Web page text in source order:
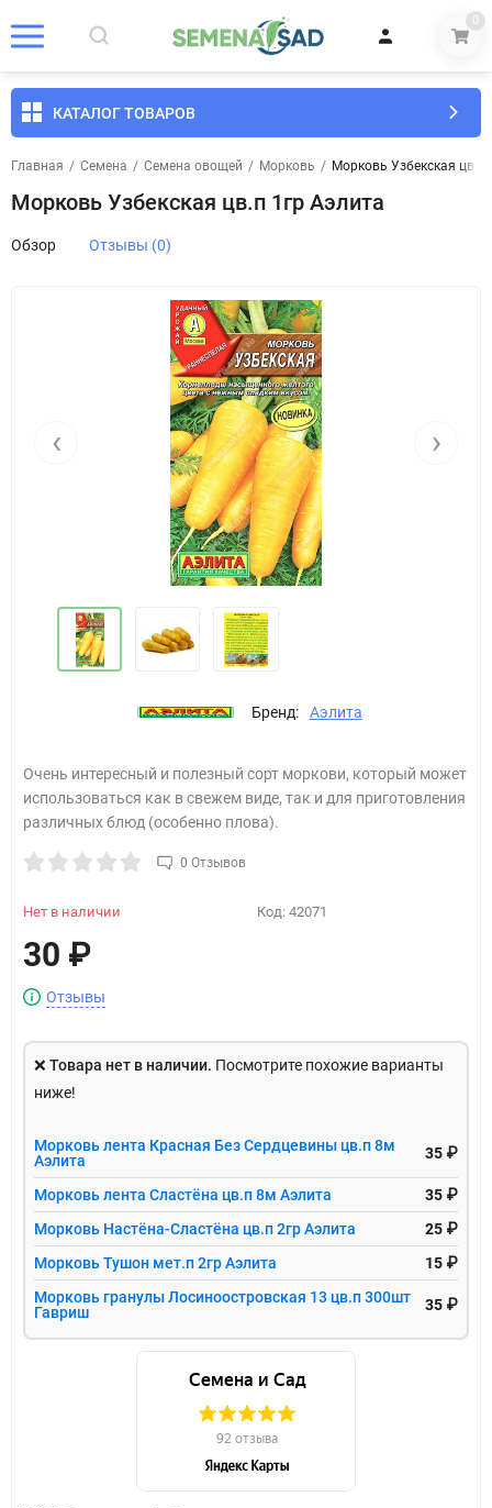
0
КАТАЛОГ ТОВАРОВ
Главная / Семена / Семена овощей / Морковь / Морковь Узбекская цв.п
Морковь Узбекская цв.п 1гр Аэлита
Обзор Отзывы (0)
‹ ›
Бренд: Аэлита
Очень интересный и полезный сорт моркови, который может
использоваться как в свежем виде, так и для приготовления
различных блюд (особенно плова).
0 Отзывов
Нет в наличии Код: 42071
30 ₽
Отзывы
❌ Товара нет в наличии. Посмотрите похожие варианты
ниже!
Морковь лента Красная Без Сердцевины цв.п 8м
Аэлита
35 ₽
Морковь лента Сластёна цв.п 8м Аэлита
35 ₽
Морковь Настёна-Сластёна цв.п 2гр Аэлита
25 ₽
Морковь Тушон мет.п 2гр Аэлита
15 ₽
Морковь гранулы Лосиноостровская 13 цв.п 300шт
Гавриш
35 ₽